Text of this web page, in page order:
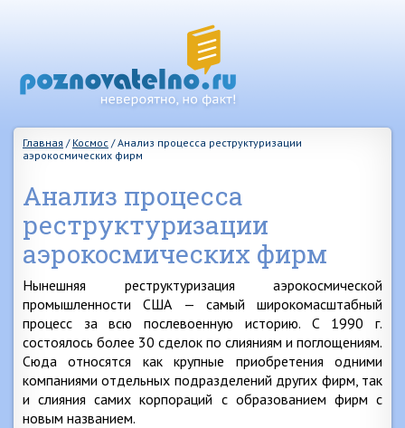
Главная / Космос /Анализ процесса реструктуризации
аэрокосмических фирм
Анализ процесса
реструктуризации
аэрокосмических фирм
Нынешняя реструктуризация аэрокосмической
промышленности США — самый широкомасштабный
процесс за всю послевоенную историю. С 1990 г.
состоялось более 30 сделок по слияниям и поглощениям.
Сюда относятся как крупные приобретения одними
компаниями отдельных подразделений других фирм, так
и слияния самих корпораций с образованием фирм с
новым названием.